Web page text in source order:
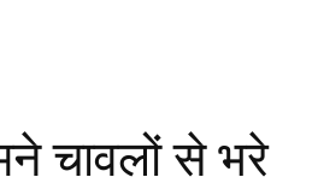
चावलों से भरे